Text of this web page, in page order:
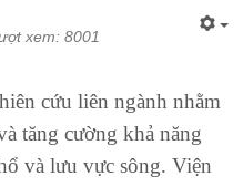
xem: 8001
cứu liên ngành nhằm
tăng cường khả năng
và lưu vực sông. Viện